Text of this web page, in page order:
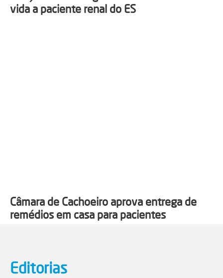
vida a paciente renal do ES
Câmara de Cachoeiro aprova entrega de
remédios em casa para pacientes
Editorias